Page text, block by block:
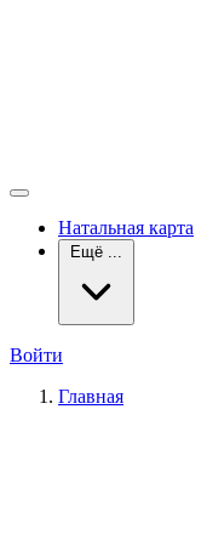
Натальная карта
Ещё ...
Войти
Главная